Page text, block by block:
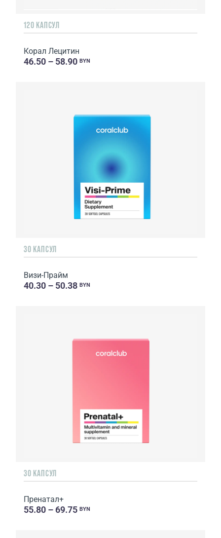
120 КАПСУЛ
Корал Лецитин
46.50 – 58.90 BYN
30 КАПСУЛ
Визи-Прайм
40.30 – 50.38 BYN
30 КАПСУЛ
Пренатал+
55.80 – 69.75 BYN